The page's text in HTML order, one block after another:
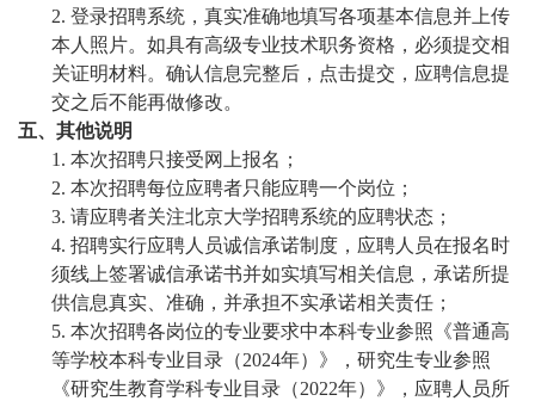
2. 登录招聘系统 ，真实准确地填写各项基本信息并 上传
本人 照片。 如具有高级专业技术职务资格， 必须提交相
关证明材料。 确认信息完整后，点击提交 ， 应聘信息提
交之后不能再做修改。
五、其他说明
1. 本次招聘只接受网上报名；
2. 本次招聘每位应聘者只能应聘一个岗位 ；
3. 请应聘者关注北京大学招聘系统的应聘状态 ；
4. 招聘实行应聘人员诚信承诺制度，应聘人员在报名时
须线上签署诚信承诺书并如实填写相关信息，承诺所提
供信息真实、准确，并承担不实承诺相关责任；
5. 本次招聘各岗位的专业要求中本科专业参照《普通高
等学校本科专业目录（2024年）》，研究生专业参照
《研究生教育学科专业目录（2022年）》，应聘人员所